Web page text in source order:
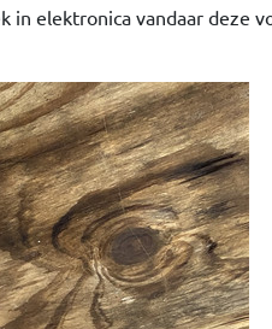
in elektronica vandaar deze